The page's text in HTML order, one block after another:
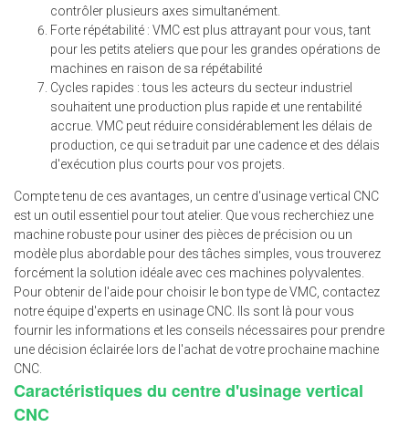
contrôler plusieurs axes simultanément.
Forte répétabilité : VMC est plus attrayant pour vous, tant
pour les petits ateliers que pour les grandes opérations de
machines en raison de sa répétabilité
Cycles rapides : tous les acteurs du secteur industriel
souhaitent une production plus rapide et une rentabilité
accrue. VMC peut réduire considérablement les délais de
production, ce qui se traduit par une cadence et des délais
d'exécution plus courts pour vos projets.
Compte tenu de ces avantages, un centre d'usinage vertical CNC
est un outil essentiel pour tout atelier. Que vous recherchiez une
machine robuste pour usiner des pièces de précision ou un
modèle plus abordable pour des tâches simples, vous trouverez
forcément la solution idéale avec ces machines polyvalentes.
Pour obtenir de l'aide pour choisir le bon type de VMC, contactez
notre équipe d'experts en usinage CNC. Ils sont là pour vous
fournir les informations et les conseils nécessaires pour prendre
une décision éclairée lors de l'achat de votre prochaine machine
CNC.
Caractéristiques du centre d'usinage vertical
CNC